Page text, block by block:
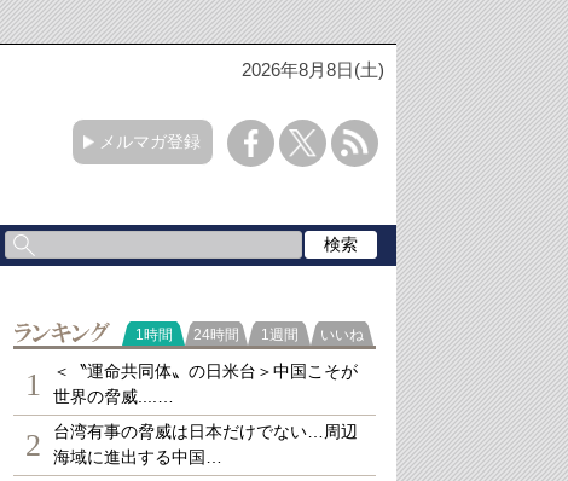
2026年8月8日(土)
メルマガ登録
ランキング
1時間 24時間 1週間 いいね
1
＜〝運命共同体〟の日米台＞中国こそが
世界の脅威....…
2
台湾有事の脅威は日本だけでない…周辺
海域に進出する中国…